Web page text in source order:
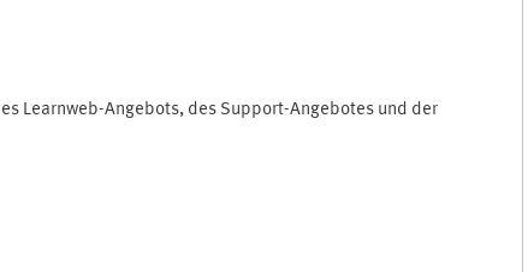
Learnweb-Angebots, des Support-Angebotes und der